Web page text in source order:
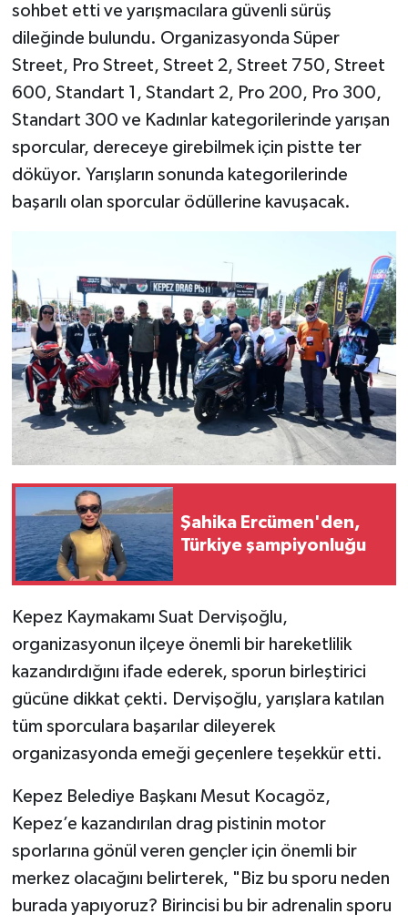
sohbet etti ve yarışmacılara güvenli sürüş
dileğinde bulundu. Organizasyonda Süper
Street, Pro Street, Street 2, Street 750, Street
600, Standart 1, Standart 2, Pro 200, Pro 300,
Standart 300 ve Kadınlar kategorilerinde yarışan
sporcular, dereceye girebilmek için pistte ter
döküyor. Yarışların sonunda kategorilerinde
başarılı olan sporcular ödüllerine kavuşacak.
Şahika Ercümen'den,
Türkiye şampiyonluğu
Kepez Kaymakamı Suat Dervişoğlu,
organizasyonun ilçeye önemli bir hareketlilik
kazandırdığını ifade ederek, sporun birleştirici
gücüne dikkat çekti. Dervişoğlu, yarışlara katılan
tüm sporculara başarılar dileyerek
organizasyonda emeği geçenlere teşekkür etti.
Kepez Belediye Başkanı Mesut Kocagöz,
Kepez’e kazandırılan drag pistinin motor
sporlarına gönül veren gençler için önemli bir
merkez olacağını belirterek, "Biz bu sporu neden
burada yapıyoruz? Birincisi bu bir adrenalin sporu